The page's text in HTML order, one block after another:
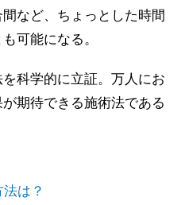
など、ちょっとした時間
可能になる。
科学的に立証。万人にお
期待できる施術法である
は？